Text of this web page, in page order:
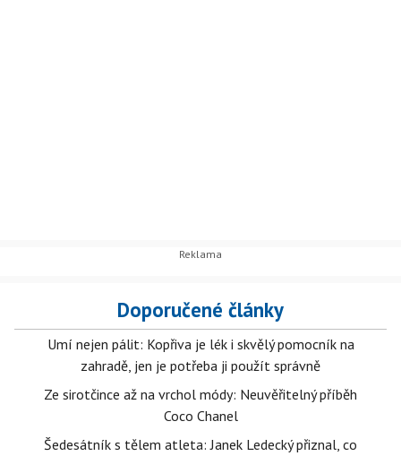
Doporučené články
Umí nejen pálit: Kopřiva je lék i skvělý pomocník na
zahradě, jen je potřeba ji použít správně
Ze sirotčince až na vrchol módy: Neuvěřitelný příběh
Coco Chanel
Šedesátník s tělem atleta: Janek Ledecký přiznal, co